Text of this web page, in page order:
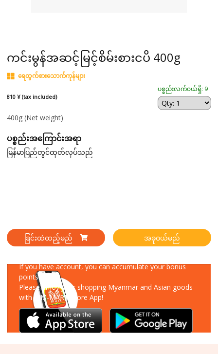
ကင်းမွန်အဆင့်မြင့်စိမ်းစားငပိ 400g
ရေထွက်စားသောက်ကုန်များ
810 ¥ (tax included)
ပစ္စည်းလက်ဝယ်ရှိ: 9
400g (Net weight)
ပစ္စည်းအကြောင်းအရာ
မြန်မာပြည်တွင်ထုတ်လုပ်သည်
ခြင်းထဲထည့်မည် အခုဝယ်မည်
If you have account, you can accumulate your bonus
points!
Please enjoy your shopping Myanmar and Asian goods
with MM-MART Store App!